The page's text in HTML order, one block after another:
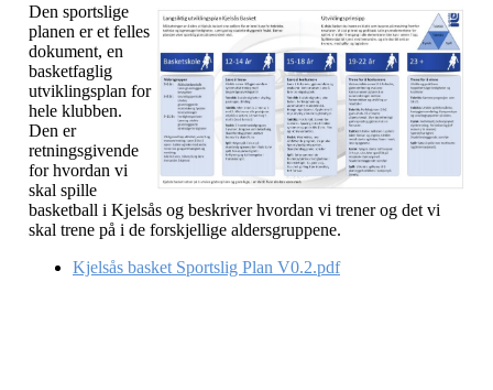
Den sportslige
planen er et felles
dokument, en
basketfaglig
utviklingsplan for
hele klubben.
Den er
retningsgivende
for hvordan vi
skal spille
basketball i Kjelsås og beskriver hvordan vi trener og det vi
skal trene på i de forskjellige aldersgruppene.
Kjelsås basket Sportslig Plan V0.2.pdf